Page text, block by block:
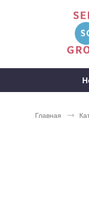
Главная